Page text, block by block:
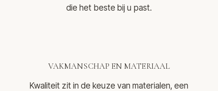
die het beste bij u past.
VAKMANSCHAP EN MATERIAAL
Kwaliteit zit in de keuze van materialen, een